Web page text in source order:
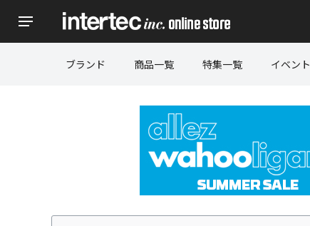
ブランド 商品一覧 特集一覧 イベント